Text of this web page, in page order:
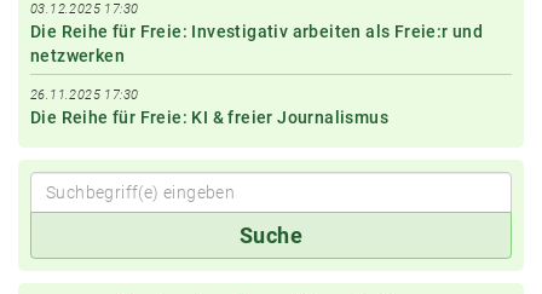
03.12.2025 17:30
Die Reihe für Freie: Investigativ arbeiten als Freie:r und
netzwerken
26.11.2025 17:30
Die Reihe für Freie: KI & freier Journalismus
Suche